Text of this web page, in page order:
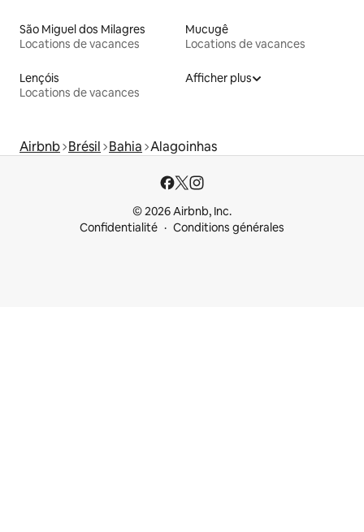
São Miguel dos Milagres
Locations de vacances
Mucugê
Locations de vacances
Lençóis
Locations de vacances
Afficher plus
Airbnb Brésil Bahia Alagoinhas
© 2026 Airbnb, Inc.
Confidentialité
Conditions générales